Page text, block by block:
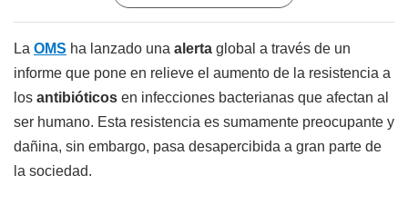
La OMS ha lanzado una alerta global a través de un
informe que pone en relieve el aumento de la resistencia a
los antibióticos en infecciones bacterianas que afectan al
ser humano. Esta resistencia es sumamente preocupante y
dañina, sin embargo, pasa desapercibida a gran parte de
la sociedad.